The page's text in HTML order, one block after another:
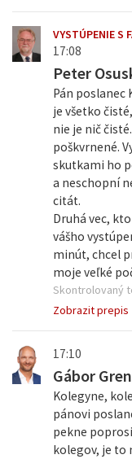
VYSTÚPENIE S
17:08
Peter
Pán poslanec
je všetko
nie je nič
poškvrnené.
skutkami ho
a neschopní
citát.
Druhá vec,
vášho
minút, chcel
moje veľké
Skontrolovaný
Zobrazit prepis
17:10
Gábor
Kolegyne,
pánovi
pekne
kolegov, je to